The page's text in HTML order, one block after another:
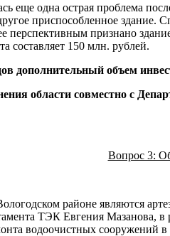
еще одна острая проблема
приспособленное
перспективным признано
составляет 150 млн. рублей.
дополнительный объем
области совместно с
Вопрос 3:
районе являются
ТЭК Евгения
водоочистных